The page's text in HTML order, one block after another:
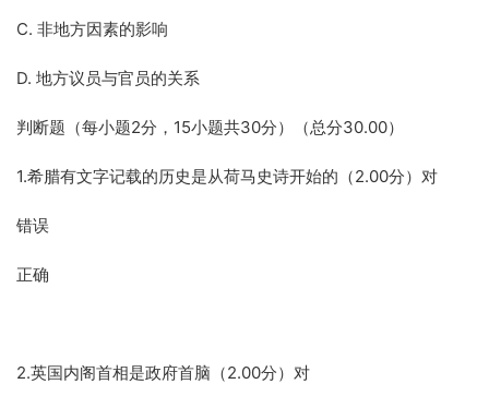
C. 非地方因素的影响
D. 地方议员与官员的关系
判断题（每小题2分，15小题共30分）（总分30.00）
1.希腊有文字记载的历史是从荷马史诗开始的（2.00分）对
错误
正确
2.英国内阁首相是政府首脑（2.00分）对